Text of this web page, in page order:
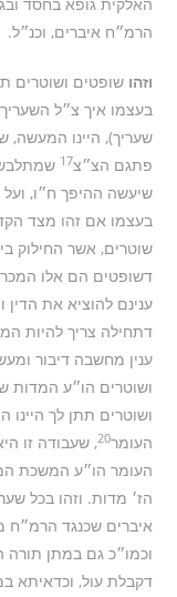
הרמ״ח איברים, וכנ״ל.
וזהושופטים ושוטרים
בעצמו איך צ״ל
שעריך), היינו המעשה,
פתגם הצ״צ17 שמתלבש
שיעשה ההיפך ח״ו, ועל
בעצמו אם זהו מצד
שוטרים, אשר החילוק
דשופטים הם אלו
ענינם להוציא את
דתחילה צריך להיות
ענין מחשבה דיבור
ושוטרים הו״ע המדות
ושוטרים תתן לך
העומר20, שעבודה זו
העומר הו״ע המשכת
הז׳ מדות. וזהו בכל
איברים שכנגד הרמ״ח
וכמו״כ גם במתן
דקבלת עול, וכדאיתא